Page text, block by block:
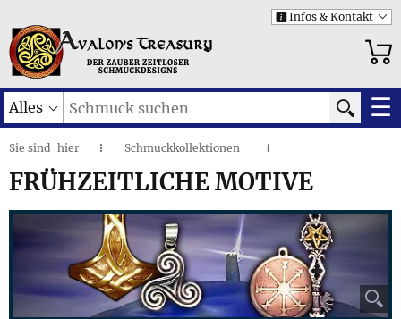
i Infos & Kontakt
Alles ☰
Sie sind hier ◌ Schmuckkollektionen I
FRÜHZEITLICHE MOTIVE
⚲